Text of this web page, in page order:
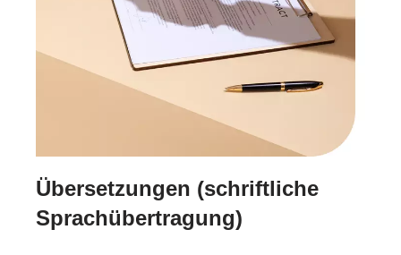
Übersetzungen (schriftliche
Sprachübertragung)